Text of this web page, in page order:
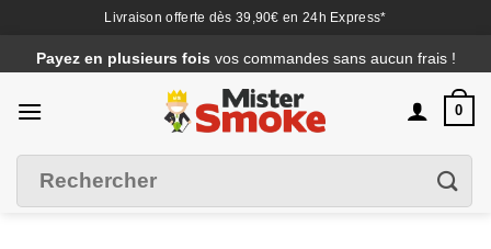
Livraison offerte dès 39,90€ en 24h Express*
au
contenu
Payez en plusieurs fois vos commandes sans aucun frais !
0
pour :